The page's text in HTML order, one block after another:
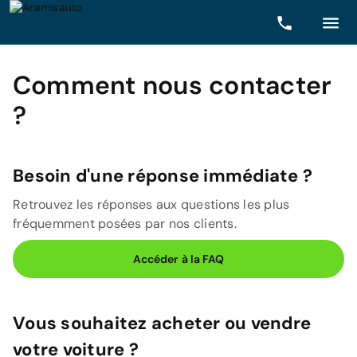
Comment nous contacter
?
Besoin d'une réponse immédiate ?
Retrouvez les réponses aux questions les plus
fréquemment posées par nos clients.
Accéder à la FAQ
Vous souhaitez acheter ou vendre
votre voiture ?